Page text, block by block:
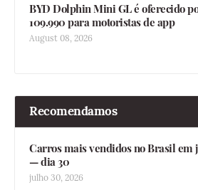
BYD Dolphin Mini GL é oferecido
109.990 para motoristas de app
August 08, 2026
Recomendamos
Carros mais vendidos no Brasil em
— dia 30
julho 30, 2026